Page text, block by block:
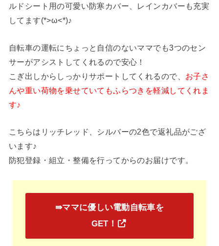
ルドシート用の可愛い防寒カバー、レインカバーも充実
してます(*>ω<*)♪
自転車の運転にちょっと自信のないママでも3つのセン
サーがアシストしてくれるので安心！
こぎ出しからしっかりサポートしてくれるので、
お子さ
んや重い荷物を乗せていてもふらつきを軽減してくれま
す♪
こちらはリッチレッド、シルバーの2色で返礼品がござ
います♪
防犯登録・組立・整備を行ってからのお届けです。
⇛ママに優しい電動自転車を
GET！